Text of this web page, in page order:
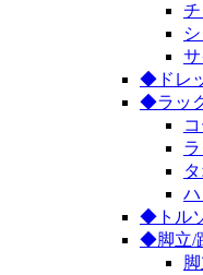
◆ドレ
◆ラッ
◆トル
◆脚立/